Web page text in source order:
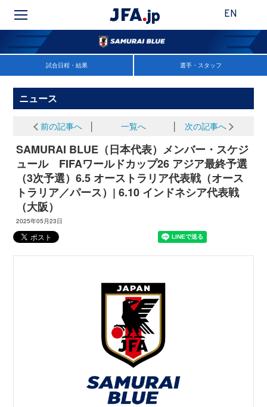
EN
試合日程・結果 選手・スタッフ
ニュース
前の記事へ 一覧へ 次の記事へ
SAMURAI BLUE（日本代表）メンバー・スケジ
ュール FIFAワールドカップ26 アジア最終予選
（3次予選）6.5 オーストラリア代表戦（オース
トラリア／パース）| 6.10 インドネシア代表戦
（大阪）
2025年05月23日